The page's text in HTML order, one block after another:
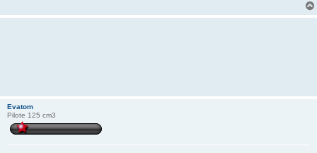
Evatom
Pilote 125 cm3